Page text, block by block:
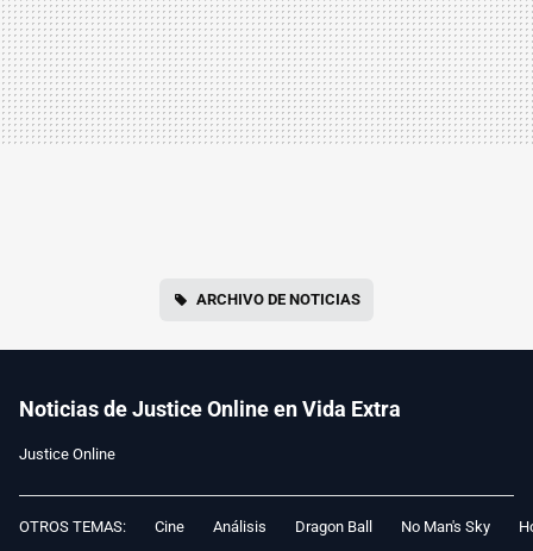
ARCHIVO DE NOTICIAS
Noticias de Justice Online en Vida Extra
Justice Online
OTROS TEMAS: Cine Análisis Dragon Ball No Man's Sky